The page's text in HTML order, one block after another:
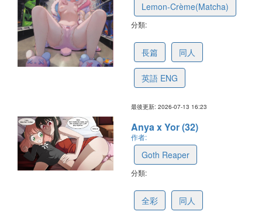
Lemon-Crème(Matcha)
分類:
長篇 同人
英語 ENG
最後更新: 2026-07-13 16:23
Anya x Yor (32)
作者:
Goth Reaper
分類:
全彩 同人